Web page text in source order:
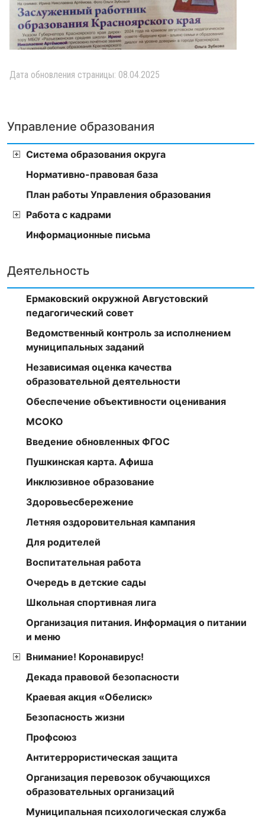
Управление образования
Система образования округа
Нормативно-правовая база
План работы Управления образования
Работа с кадрами
Информационные письма
Деятельность
Ермаковский окружной Августовский
педагогический совет
Ведомственный контроль за исполнением
муниципальных заданий
Независимая оценка качества
образовательной деятельности
Обеспечение объективности оценивания
МСОКО
Введение обновленных ФГОС
Пушкинская карта. Афиша
Инклюзивное образование
Здоровьесбережение
Летняя оздоровительная кампания
Для родителей
Воспитательная работа
Очередь в детские сады
Школьная спортивная лига
Организация питания. Информация о питании
и меню
Внимание! Коронавирус!
Декада правовой безопасности
Краевая акция «Обелиск»
Безопасность жизни
Профсоюз
Антитеррористическая защита
Организация перевозок обучающихся
образовательных организаций
Муниципальная психологическая служба
Дата обновления страницы: 08.04.2025